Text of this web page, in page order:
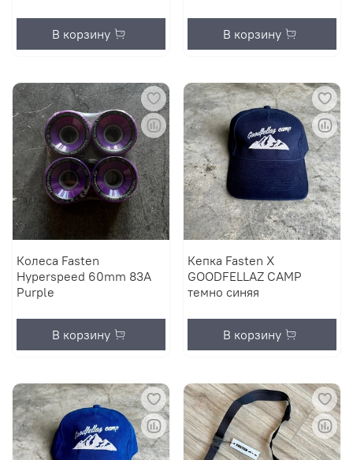
В корзину В корзину
Колеса Fasten
Hyperspeed 60mm 83A
Purple
В корзину
Кепка Fasten X
GOODFELLAZ CAMP
темно синяя
В корзину